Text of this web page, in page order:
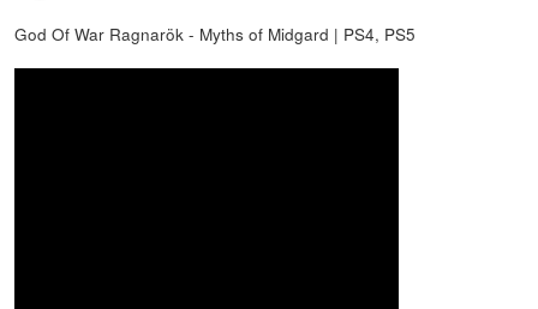
God Of War Ragnarök - Myths of Midgard | PS4, PS5